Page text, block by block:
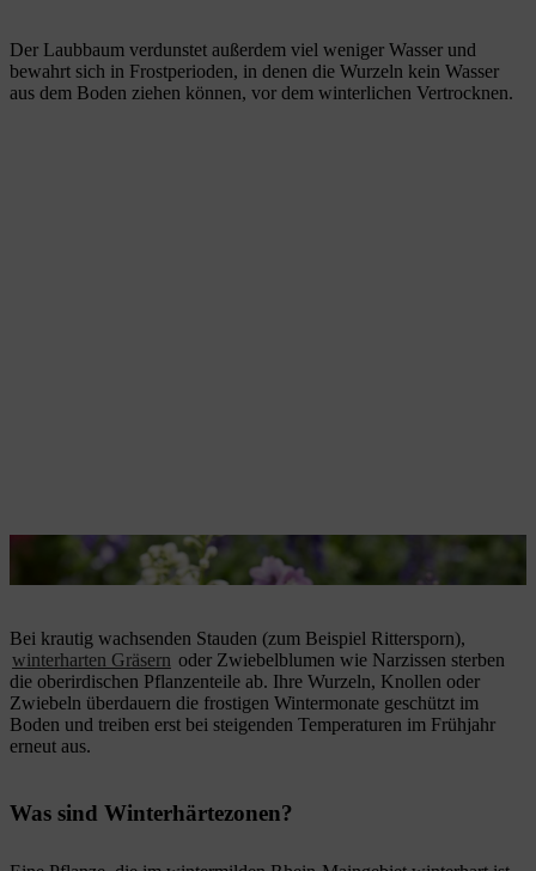
Der Laubbaum verdunstet außerdem viel weniger Wasser und
bewahrt sich in Frostperioden, in denen die Wurzeln kein Wasser
aus dem Boden ziehen können, vor dem winterlichen Vertrocknen.
Rittersporn treibt im Frühjahr erneut aus.
Bei krautig wachsenden Stauden (zum Beispiel Rittersporn),
winterharten Gräsern oder Zwiebelblumen wie Narzissen sterben
die oberirdischen Pflanzenteile ab. Ihre Wurzeln, Knollen oder
Zwiebeln überdauern die frostigen Wintermonate geschützt im
Boden und treiben erst bei steigenden Temperaturen im Frühjahr
erneut aus.
Was sind Winterhärtezonen?